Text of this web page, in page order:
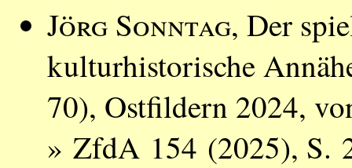
Jörg Sonntag, Der
kulturhistorische
70), Ostfildern 2024,
» ZfdA 154 (2025), S.